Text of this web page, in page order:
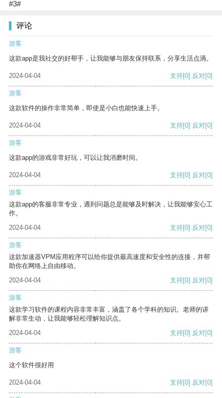
#3#
评论
游客
这款app是我社交的好帮手，让我能够与朋友保持联系，分享生活点滴。
2024-04-04 支持[0] 反对[0]
游客
这款软件的操作非常简单，即使是小白也能快速上手。
2024-04-04 支持[0] 反对[0]
游客
这款app的游戏非常好玩，可以让我消磨时间。
2024-04-04 支持[0] 反对[0]
游客
这款app的客服非常专业，遇到问题总是能够及时解决，让我能够安心工
作。
2024-04-04
支持[0] 反对[0]
游客
这款加速器VPM应用程序可以给你提供最高速度和安全性的连接，并帮
助你在网络上自由移动。
2024-04-04
支持[0] 反对[0]
游客
这款学习软件的课程内容非常丰富，涵盖了各个学科的知识。老师的讲
解非常生动，让我能够轻松理解知识点。
2024-04-04
支持[0] 反对[0]
游客
这个软件很好用
2024-04-04 支持[0] 反对[0]